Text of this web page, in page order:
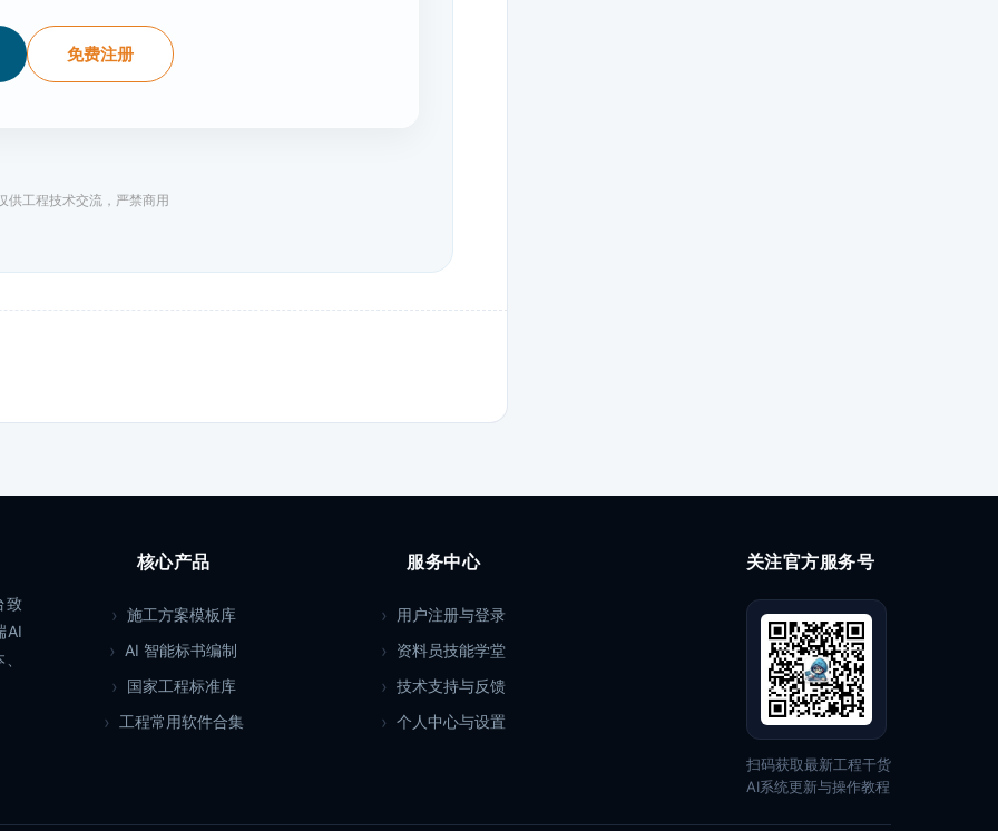
免费注册
供工程技术交流，严禁商用
致
AI
核心产品
施工方案模板库
AI 智能标书编制
国家工程标准库
工程常用软件合集
服务中心
用户注册与登录
资料员技能学堂
技术支持与反馈
个人中心与设置
关注官方服务号
扫码获取最新工程干货
AI系统更新与操作教程